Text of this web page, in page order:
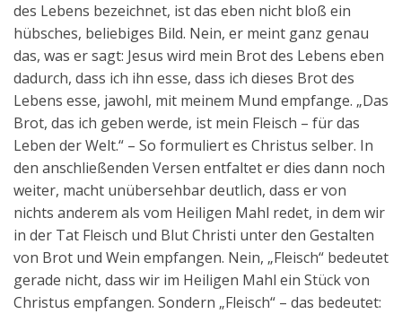
des Lebens bezeichnet, ist das eben nicht bloß ein
hübsches, beliebiges Bild. Nein, er meint ganz genau
das, was er sagt: Jesus wird mein Brot des Lebens eben
dadurch, dass ich ihn esse, dass ich dieses Brot des
Lebens esse, jawohl, mit meinem Mund empfange. „Das
Brot, das ich geben werde, ist mein Fleisch – für das
Leben der Welt.“ – So formuliert es Christus selber. In
den anschließenden Versen entfaltet er dies dann noch
weiter, macht unübersehbar deutlich, dass er von
nichts anderem als vom Heiligen Mahl redet, in dem wir
in der Tat Fleisch und Blut Christi unter den Gestalten
von Brot und Wein empfangen. Nein, „Fleisch“ bedeutet
gerade nicht, dass wir im Heiligen Mahl ein Stück von
Christus empfangen. Sondern „Fleisch“ – das bedeutet: